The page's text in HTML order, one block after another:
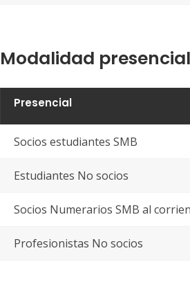
Modalidad
Presencial
Socios estudiantes SMB
Estudiantes No socios
Socios Numerarios SMB al
Profesionistas No socios